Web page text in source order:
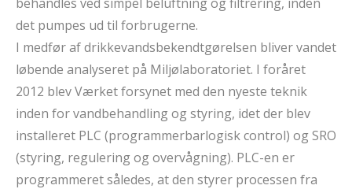
det pumpes ud til forbrugerne.
I medfør af drikkevandsbekendtgørelsen bliver vandet
løbende analyseret på Miljølaboratoriet. I foråret
2012 blev Værket forsynet med den nyeste teknik
inden for vandbehandling og styring, idet der blev
installeret PLC (programmerbarlogisk control) og SRO
(styring, regulering og overvågning). PLC-en er
programmeret således, at den styrer processen fra